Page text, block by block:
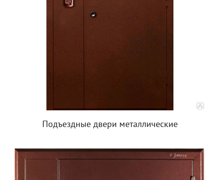
Подъездные двери металлические